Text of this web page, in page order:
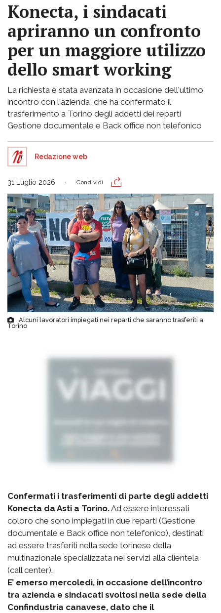
Konecta, i sindacati
apriranno un confronto
per un maggiore utilizzo
dello smart working
La richiesta è stata avanzata in occasione dell'ultimo
incontro con l'azienda, che ha confermato il
trasferimento a Torino degli addetti dei reparti
Gestione documentale e Back office non telefonico
Redazione web
31 Luglio 2026 Condividi
Alcuni lavoratori impiegati nei reparti che saranno trasferiti a
Torino
Confermati i trasferimenti di parte degli addetti
Konecta da Asti a Torino.Ad essere interessati
coloro che sono impiegati in due reparti (Gestione
documentale e Back office non telefonico), destinati
ad essere trasferiti nella sede torinese della
multinazionale specializzata nei servizi alla clientela
(call center).
E’ emerso mercoledì, in occasione dell’incontro
tra azienda e sindacati svoltosi nella sede della
Confindustria canavese, dato che il